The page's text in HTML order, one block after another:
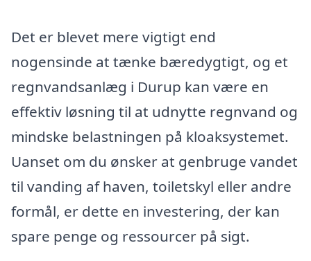
Det er blevet mere vigtigt end
nogensinde at tænke bæredygtigt, og et
regnvandsanlæg i Durup kan være en
effektiv løsning til at udnytte regnvand og
mindske belastningen på kloaksystemet.
Uanset om du ønsker at genbruge vandet
til vanding af haven, toiletskyl eller andre
formål, er dette en investering, der kan
spare penge og ressourcer på sigt.